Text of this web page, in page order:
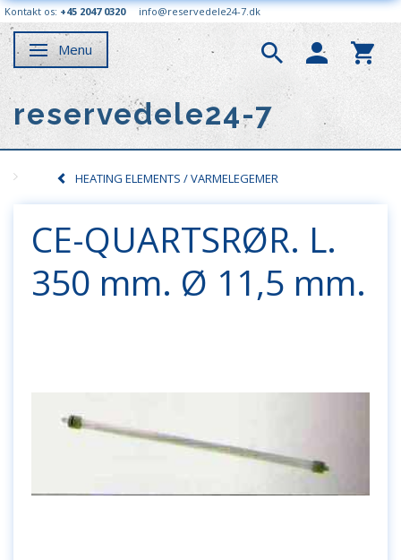
Kontakt os: +45 2047 0320 info@reservedele24-7.dk
Skifte navigation
Menu
reservedele24-7
HEATING ELEMENTS / VARMELEGEMER
CE-QUARTSRØR. L.
350 mm. Ø 11,5 mm.